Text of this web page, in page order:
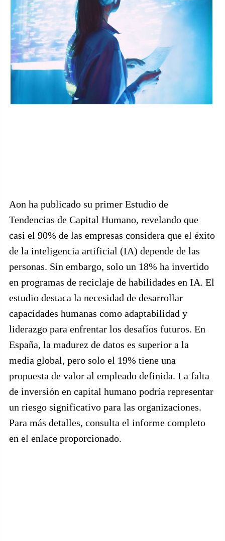
Aon ha publicado su primer Estudio de
Tendencias de Capital Humano, revelando que
casi el 90% de las empresas considera que el éxito
de la inteligencia artificial (IA) depende de las
personas. Sin embargo, solo un 18% ha invertido
en programas de reciclaje de habilidades en IA. El
estudio destaca la necesidad de desarrollar
capacidades humanas como adaptabilidad y
liderazgo para enfrentar los desafíos futuros. En
España, la madurez de datos es superior a la
media global, pero solo el 19% tiene una
propuesta de valor al empleado definida. La falta
de inversión en capital humano podría representar
un riesgo significativo para las organizaciones.
Para más detalles, consulta el informe completo
en el enlace proporcionado.